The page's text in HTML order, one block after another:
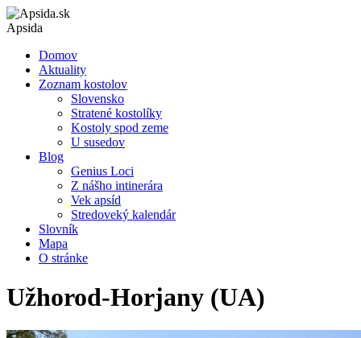
Apsida
Domov
Aktuality
Zoznam kostolov
Slovensko
Stratené kostolíky
Kostoly spod zeme
U susedov
Blog
Genius Loci
Z nášho intinerára
Vek apsíd
Stredoveký kalendár
Slovník
Mapa
O stránke
Užhorod-Horjany (UA)